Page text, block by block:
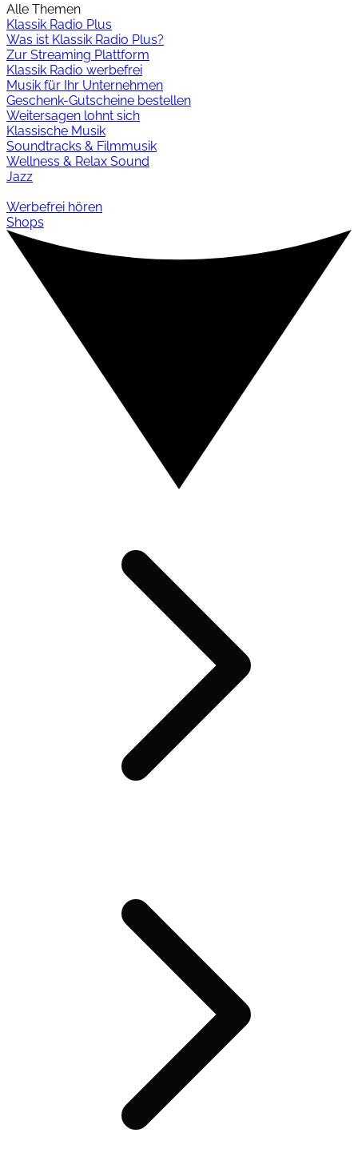
Alle Themen
Klassik Radio Plus
Was ist Klassik Radio Plus?
Zur Streaming Plattform
Klassik Radio werbefrei
Musik für Ihr Unternehmen
Geschenk-Gutscheine bestellen
Weitersagen lohnt sich
Klassische Musik
Soundtracks & Filmmusik
Wellness & Relax Sound
Jazz
Werbefrei hören
Shops